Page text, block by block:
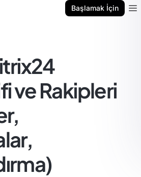
Başlamak İçin
ve Rakipleri